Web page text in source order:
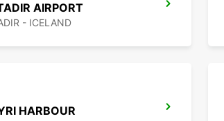
AIRPORT
- ICELAND
HARBOUR